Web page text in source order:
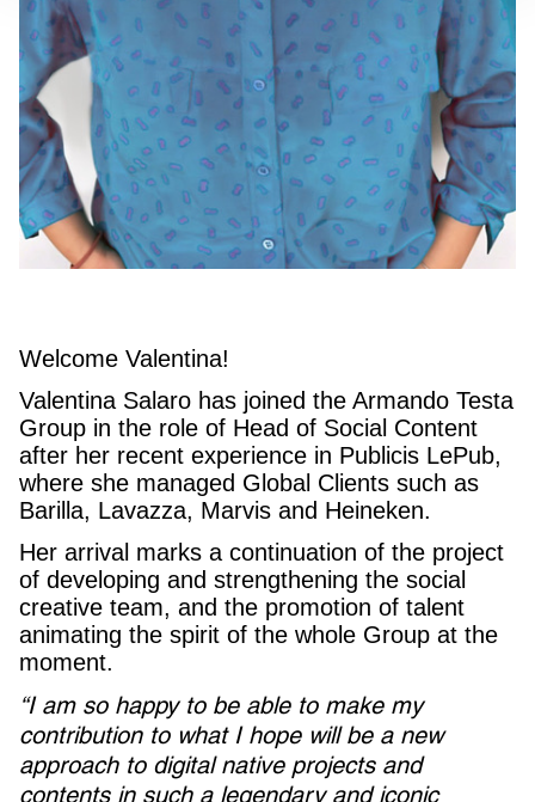
Welcome Valentina!
Valentina Salaro has joined the Armando Testa
Group in the role of Head of Social Content
after her recent experience in Publicis LePub,
where she managed Global Clients such as
Barilla, Lavazza, Marvis and Heineken.
Her arrival marks a continuation of the project
of developing and strengthening the social
creative team, and the promotion of talent
animating the spirit of the whole Group at the
moment.
“I am so happy to be able to make my
contribution to what I hope will be a new
approach to digital native projects and
contents in such a legendary and iconic